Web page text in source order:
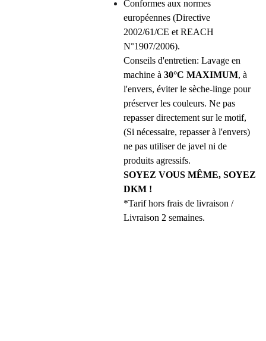
Conformes aux normes
européennes (Directive
2002/61/CE et REACH
N°1907/2006).
Conseils d'entretien: Lavage en
machine à 30°C MAXIMUM, à
l'envers, éviter le sèche-linge pour
préserver les couleurs. Ne pas
repasser directement sur le motif,
(Si nécessaire, repasser à l'envers)
ne pas utiliser de javel ni de
produits agressifs.
SOYEZ VOUS MÊME, SOYEZ
DKM !
*Tarif hors frais de livraison /
Livraison 2 semaines.